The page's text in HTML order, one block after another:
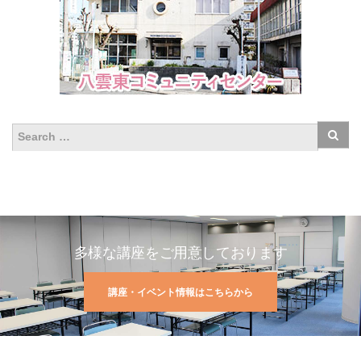
多様な講座をご用意しております
講座・イベント情報はこちらから